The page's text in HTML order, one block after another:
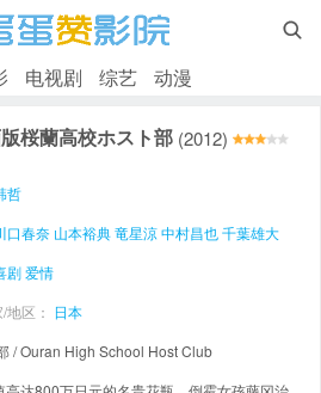

电视剧 综艺 动漫
桜蘭高校ホスト部 (2012)
哲
口春奈 山本裕典竜星涼中村昌也千葉雄大
剧爱情
区： 日本
/ Ouran High School Host Club